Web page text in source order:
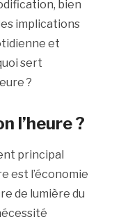
bien
implications
et
sert
?
l’heure ?
principal
est l’économie
de lumière du